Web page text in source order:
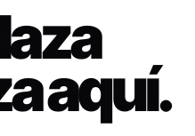
aquí.